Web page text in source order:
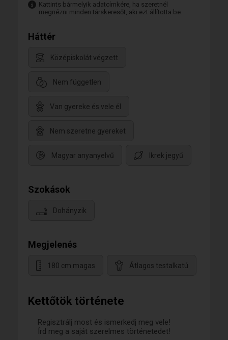
Kettőtök története
Regisztrálj most és ismerkedj meg vele!
Írd meg a saját szerelmes történetedet!
Kattints bármelyik adatcímkére, ha szeretnél
megnézni minden társkeresőt, aki ezt állította be.
Háttér
Középiskolát végzett
Nem független
Van gyereke és vele él
Nem szeretne gyereket
Magyar anyanyelvű Ikrek jegyű
Szokások
Dohányzik
Megjelenés
180 cm magas Átlagos testalkatú